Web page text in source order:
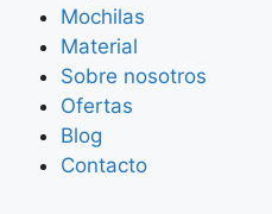
Mochilas
Material
Sobre nosotros
Ofertas
Blog
Contacto